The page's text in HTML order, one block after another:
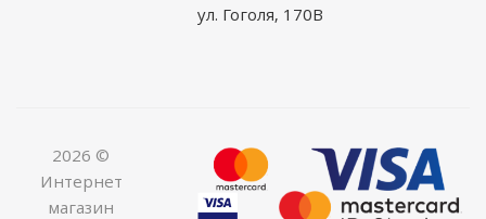
ул. Гоголя, 170В
2026 ©
Интернет
магазин